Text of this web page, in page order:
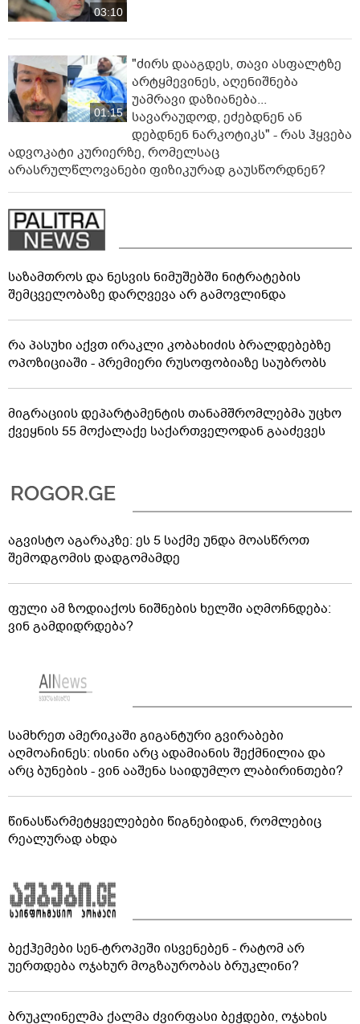
03:10
01:15
"ძირს დააგდეს, თავი ასფალტზე
არტყმევინეს, აღენიშნება
უამრავი დაზიანება...
სავარაუდოდ, ეძებდნენ ან
დებდნენ ნარკოტიკს" - რას ჰყვება
ადვოკატი კურიერზე, რომელსაც
არასრულწლოვანები ფიზიკურად გაუსწორდნენ?
საზამთროს და ნესვის ნიმუშებში ნიტრატების
შემცველობაზე დარღვევა არ გამოვლინდა
რა პასუხი აქვთ ირაკლი კობახიძის ბრალდებებზე
ოპოზიციაში - პრემიერი რუსოფობიაზე საუბრობს
მიგრაციის დეპარტამენტის თანამშრომლებმა უცხო
ქვეყნის 55 მოქალაქე საქართველოდან გააძევეს
აგვისტო აგარაკზე: ეს 5 საქმე უნდა მოასწროთ
შემოდგომის დადგომამდე
ფული ამ ზოდიაქოს ნიშნების ხელში აღმოჩნდება:
ვინ გამდიდრდება?
სამხრეთ ამერიკაში გიგანტური გვირაბები
აღმოაჩინეს: ისინი არც ადამიანის შექმნილია და
არც ბუნების - ვინ ააშენა საიდუმლო ლაბირინთები?
წინასწარმეტყველებები წიგნებიდან, რომლებიც
რეალურად ახდა
ბექჰემები სენ-ტროპეში ისვენებენ - რატომ არ
უერთდება ოჯახურ მოგზაურობას ბრუკლინი?
ბრუკლინელმა ქალმა ძვირფასი ბეჭდები, ოჯახის